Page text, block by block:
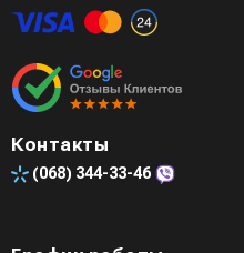
мессенджеры (viber, telegram)
Контакты
(068) 344-33-46